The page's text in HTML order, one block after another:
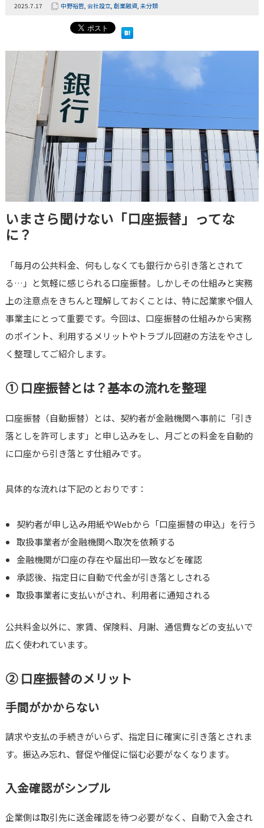
2025.7.17 中野裕哲, 会社設立, 創業融資, 未分類
いまさら聞けない「口座振替」ってな
に？
「毎月の公共料金、何もしなくても銀行から引き落とされて
る…」と気軽に感じられる口座振替。しかしその仕組みと実務
上の注意点をきちんと理解しておくことは、特に起業家や個人
事業主にとって重要です。今回は、口座振替の仕組みから実務
のポイント、利用するメリットやトラブル回避の方法をやさし
く整理してご紹介します。
① 口座振替とは？基本の流れを整理
口座振替（自動振替）とは、契約者が金融機関へ事前に「引き
落としを許可します」と申し込みをし、月ごとの料金を自動的
に口座から引き落とす仕組みです。
具体的な流れは下記のとおりです：
契約者が申し込み用紙やWebから「口座振替の申込」を行う
取扱事業者が金融機関へ取次を依頼する
金融機関が口座の存在や届出印一致などを確認
承認後、指定日に自動で代金が引き落としされる
取扱事業者に支払いがされ、利用者に通知される
公共料金以外に、家賃、保険料、月謝、通信費などの支払いで
広く使われています。
② 口座振替のメリット
手間がかからない
請求や支払の手続きがいらず、指定日に確実に引き落とされま
す。振込み忘れ、督促や催促に悩む必要がなくなります。
入金確認がシンプル
企業側は取引先に送金確認を待つ必要がなく、自動で入金され